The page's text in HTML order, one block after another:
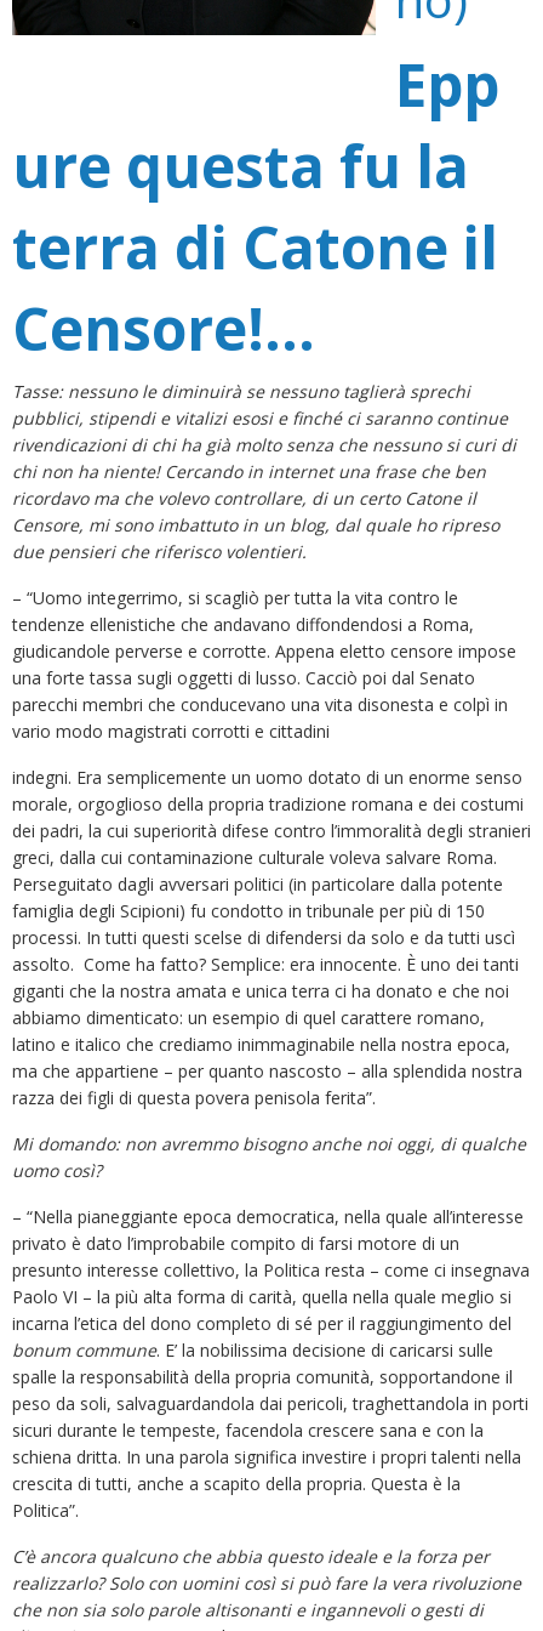
Epp
ure questa fu la
terra di Catone il
Censore!…
Tasse: nessuno le diminuirà se nessuno taglierà sprechi
pubblici, stipendi e vitalizi esosi e finché ci saranno continue
rivendicazioni di chi ha già molto senza che nessuno si curi di
chi non ha niente! Cercando in internet una frase che ben
ricordavo ma che volevo controllare, di un certo Catone il
Censore, mi sono imbattuto in un blog, dal quale ho ripreso
due pensieri che riferisco volentieri.
– “Uomo integerrimo, si scagliò per tutta la vita contro le
tendenze ellenistiche che andavano diffondendosi a Roma,
giudicandole perverse e corrotte. Appena eletto censore impose
una forte tassa sugli oggetti di lusso. Cacciò poi dal Senato
parecchi membri che conducevano una vita disonesta e colpì in
vario modo magistrati corrotti e cittadini
indegni. Era semplicemente un uomo dotato di un enorme senso
morale, orgoglioso della propria tradizione romana e dei costumi
dei padri, la cui superiorità difese contro l’immoralità degli stranieri
greci, dalla cui contaminazione culturale voleva salvare Roma.
Perseguitato dagli avversari politici (in particolare dalla potente
famiglia degli Scipioni) fu condotto in tribunale per più di 150
processi. In tutti questi scelse di difendersi da solo e da tutti uscì
assolto. Come ha fatto? Semplice: era innocente. È uno dei tanti
giganti che la nostra amata e unica terra ci ha donato e che noi
abbiamo dimenticato: un esempio di quel carattere romano,
latino e italico che crediamo inimmaginabile nella nostra epoca,
ma che appartiene – per quanto nascosto – alla splendida nostra
razza dei figli di questa povera penisola ferita”.
Mi domando: non avremmo bisogno anche noi oggi, di qualche
uomo così?
– “Nella pianeggiante epoca democratica, nella quale all’interesse
privato è dato l’improbabile compito di farsi motore di un
presunto interesse collettivo, la Politica resta – come ci insegnava
Paolo VI – la più alta forma di carità, quella nella quale meglio si
incarna l’etica del dono completo di sé per il raggiungimento del
bonum commune. E’ la nobilissima decisione di caricarsi sulle
spalle la responsabilità della propria comunità, sopportandone il
peso da soli, salvaguardandola dai pericoli, traghettandola in porti
sicuri durante le tempeste, facendola crescere sana e con la
schiena dritta. In una parola significa investire i propri talenti nella
crescita di tutti, anche a scapito della propria. Questa è la
Politica”.
C’è ancora qualcuno che abbia questo ideale e la forza per
realizzarlo? Solo con uomini così si può fare la vera rivoluzione
che non sia solo parole altisonanti e ingannevoli o gesti di